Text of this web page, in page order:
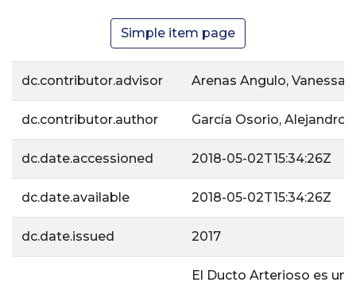
Simple item page
dc.contributor.advisor Arenas Angulo, Vanessa
dc.contributor.author García Osorio, Alejandro
dc.date.accessioned 2018-05-02T15:34:26Z
dc.date.available 2018-05-02T15:34:26Z
dc.date.issued 2017
El Ducto Arterioso es un